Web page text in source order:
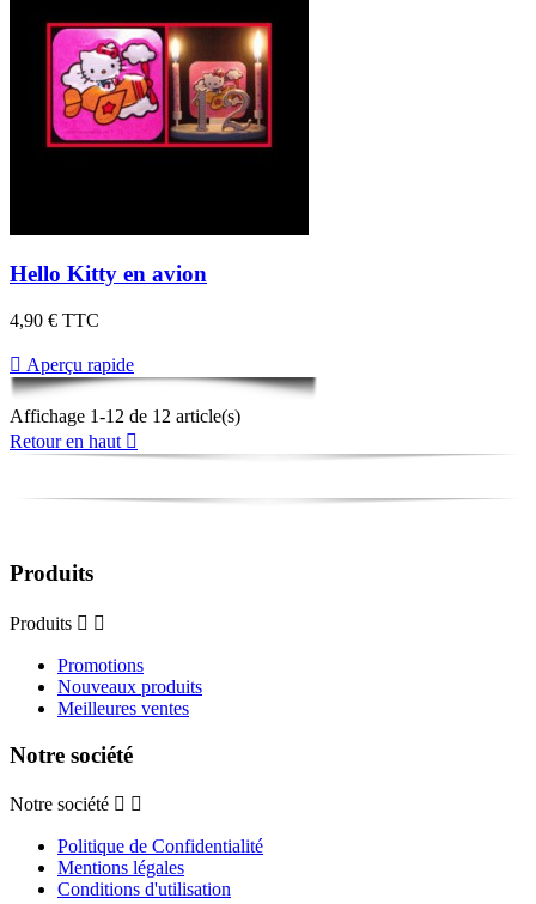
Hello Kitty en avion
4,90 € TTC
 Aperçu rapide
Affichage 1-12 de 12 article(s)
Retour en haut 
Produits
Produits  
Promotions
Nouveaux produits
Meilleures ventes
Notre société
Notre société  
Politique de Confidentialité
Mentions légales
Conditions d'utilisation